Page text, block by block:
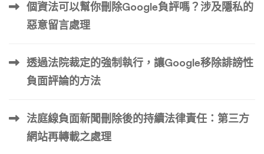
個資法可以幫你刪除Google負評嗎？涉及隱私的
惡意留言處理
透過法院裁定的強制執行，讓Google移除誹謗性
負面評論的方法
法庭線負面新聞刪除後的持續法律責任：第三方
網站再轉載之處理